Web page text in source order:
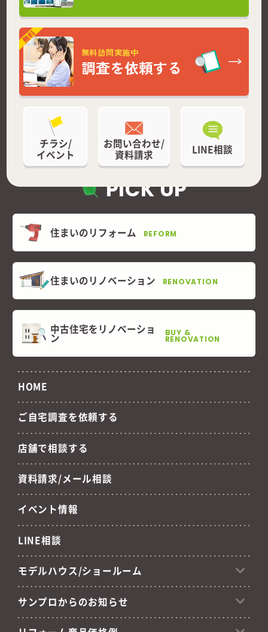
無料訪問実施中
調査を依頼する
チラシ/
イベント
お問い合わせ/
資料請求
LINE相談
PICK UP
住まいのリフォーム REFORM
住まいのリノベーション RENOVATION
中古住宅をリノベーショ
ン BUY &
RENOVATION
HOME
ご自宅調査を依頼する
店舗で相談する
資料請求/メール相談
イベント情報
LINE相談
モデルハウス/ショールーム
サンプロからのお知らせ